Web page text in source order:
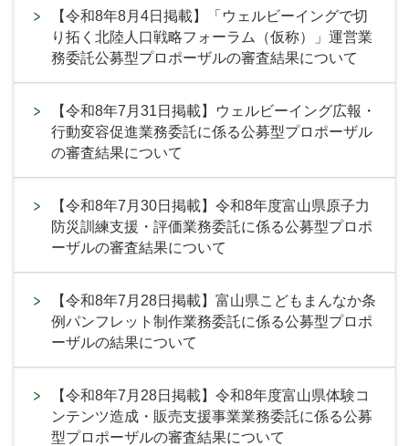
【令和8年8月4日掲載】「ウェルビーイングで切
り拓く北陸人口戦略フォーラム（仮称）」運営業
務委託公募型プロポーザルの審査結果について
【令和8年7月31日掲載】ウェルビーイング広報・
行動変容促進業務委託に係る公募型プロポーザル
の審査結果について
【令和8年7月30日掲載】令和8年度富山県原子力
防災訓練支援・評価業務委託に係る公募型プロポ
ーザルの審査結果について
【令和8年7月28日掲載】富山県こどもまんなか条
例パンフレット制作業務委託に係る公募型プロポ
ーザルの結果について
【令和8年7月28日掲載】令和8年度富山県体験コ
ンテンツ造成・販売支援事業業務委託に係る公募
型プロポーザルの審査結果について